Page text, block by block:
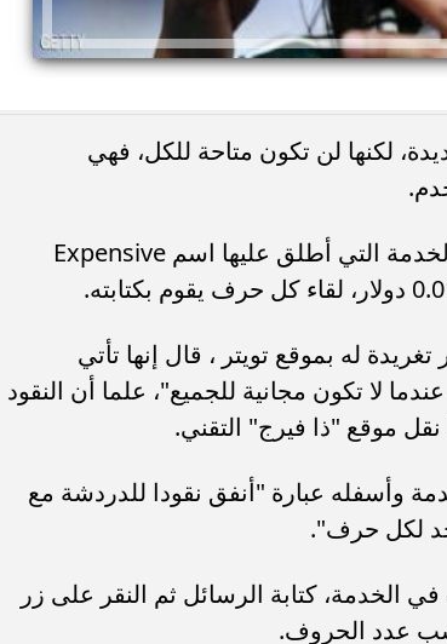
لكنها لن تكون متاحة للكل، فهي
وكشف رائد الأعمال الهولندي، مارك كولبروجة عن الخدمة التي أطلق عليها اسم Expensive
له بموقع تويتر ، قال إنها تأتي
لا تكون مجانية للجميع"، علما أن النقود
موقع "ذا فيرج" التقني.
وأسفله عبارة "أنفق نقودا للدردشة مع
لكل حرف".
الخدمة، كتابة الرسائل ثم النقر على زر
عدد الحروف.